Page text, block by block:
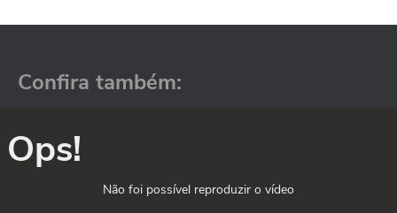
Confira também:
Ops!
Não foi possível reproduzir o vídeo